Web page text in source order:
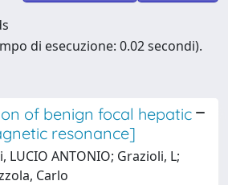
di esecuzione: 0.02 secondi).
of benign focal hepatic
resonance]
LUCIO ANTONIO; Grazioli, L;
Carlo